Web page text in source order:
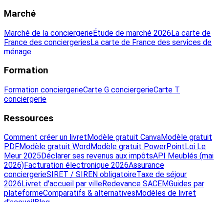
Marché
Marché de la conciergerieÉtude de marché 2026La carte de
France des conciergeriesLa carte de France des services de
ménage
Formation
Formation conciergerieCarte G conciergerieCarte T
conciergerie
Ressources
Comment créer un livret Modèle gratuit CanvaModèle gratuit
PDFModèle gratuit Word Modèle gratuit PowerPoint Loi Le
Meur 2025 Déclarer ses revenus aux impôtsAPI Meublés (mai
2026)Facturation électronique 2026Assurance
conciergerieSIRET / SIREN obligatoireTaxe de séjour
2026 Livret d'accueil par villeRedevance SACEMGuides par
plateformeComparatifs & alternatives Modèles de livret